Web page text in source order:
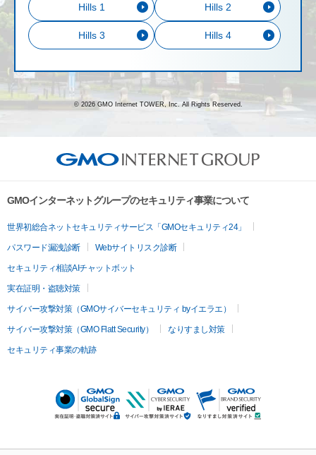
Hills 1 Hills 2
Hills 3 Hills 4
© 2026 GMO Internet TOWER, Inc. All Rights Reserved.
GMOインターネットグループのセキュリティ事業について
世界初総合ネットセキュリティサービス「GMOセキュリティ24」
パスワード漏洩診断 Webサイトリスク診断
セキュリティ相談AIチャットボット
実在証明・盗聴対策
サイバー攻撃対策（GMOサイバーセキュリティ byイエラエ）
サイバー攻撃対策（GMO Flatt Security） なりすまし対策
セキュリティ事業の軌跡